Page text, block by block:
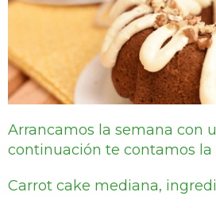
Arrancamos la semana con
continuación te contamos la
Carrot cake mediana,
Climatización